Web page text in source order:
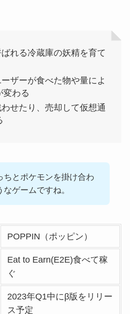
れる冷蔵庫の妖精を育て
ザーが食べた物や量によ
変わる
せたり、売却して仮想通
ちとポケモンを掛け合わ
なゲームですね。
POPPIN（ポッピン）
Eat to Earn(E2E)食べて稼
ぐ
2023年Q1中にβ版をリリー
ス予定